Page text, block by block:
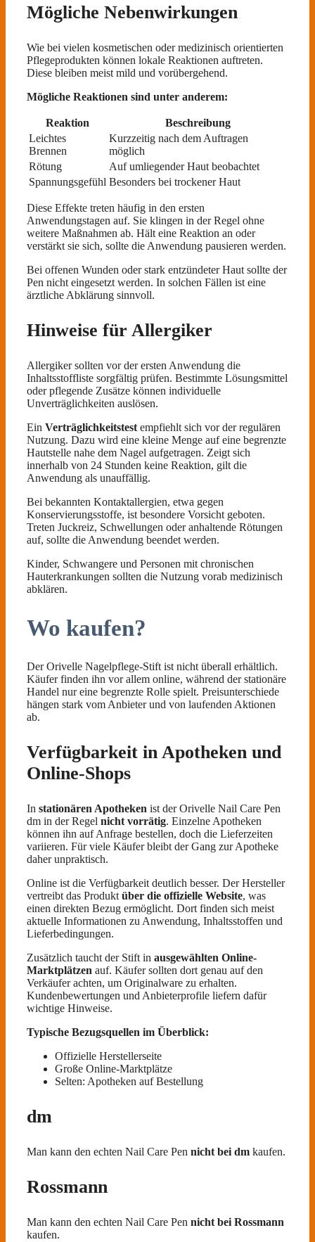
Mögliche Nebenwirkungen
Wie bei vielen kosmetischen oder medizinisch orientierten
Pflegeprodukten können lokale Reaktionen auftreten.
Diese bleiben meist mild und vorübergehend.
Mögliche Reaktionen sind unter anderem:
Reaktion
Beschreibung
Leichtes
Brennen
Kurzzeitig nach dem Auftragen
möglich
Rötung
Auf umliegender Haut beobachtet
Spannungsgefühl Besonders bei trockener Haut
Diese Effekte treten häufig in den ersten
Anwendungstagen auf. Sie klingen in der Regel ohne
weitere Maßnahmen ab. Hält eine Reaktion an oder
verstärkt sie sich, sollte die Anwendung pausieren werden.
Bei offenen Wunden oder stark entzündeter Haut sollte der
Pen nicht eingesetzt werden. In solchen Fällen ist eine
ärztliche Abklärung sinnvoll.
Hinweise für Allergiker
Allergiker sollten vor der ersten Anwendung die
Inhaltsstoffliste sorgfältig prüfen. Bestimmte Lösungsmittel
oder pflegende Zusätze können individuelle
Unverträglichkeiten auslösen.
Ein Verträglichkeitstestempfiehlt sich vor der regulären
Nutzung. Dazu wird eine kleine Menge auf eine begrenzte
Hautstelle nahe dem Nagel aufgetragen. Zeigt sich
innerhalb von 24 Stunden keine Reaktion, gilt die
Anwendung als unauffällig.
Bei bekannten Kontaktallergien, etwa gegen
Konservierungsstoffe, ist besondere Vorsicht geboten.
Treten Juckreiz, Schwellungen oder anhaltende Rötungen
auf, sollte die Anwendung beendet werden.
Kinder, Schwangere und Personen mit chronischen
Hauterkrankungen sollten die Nutzung vorab medizinisch
abklären.
Wo kaufen?
Der Orivelle Nagelpflege-Stift ist nicht überall erhältlich.
Käufer finden ihn vor allem online, während der stationäre
Handel nur eine begrenzte Rolle spielt. Preisunterschiede
hängen stark vom Anbieter und von laufenden Aktionen
ab.
Verfügbarkeit in Apotheken und
Online-Shops
In stationären Apotheken ist der Orivelle Nail Care Pen
dm in der Regel nicht vorrätig. Einzelne Apotheken
können ihn auf Anfrage bestellen, doch die Lieferzeiten
variieren. Für viele Käufer bleibt der Gang zur Apotheke
daher unpraktisch.
Online ist die Verfügbarkeit deutlich besser. Der Hersteller
vertreibt das Produkt über die offizielle Website, was
einen direkten Bezug ermöglicht. Dort finden sich meist
aktuelle Informationen zu Anwendung, Inhaltsstoffen und
Lieferbedingungen.
Zusätzlich taucht der Stift in ausgewählten Online-
Marktplätzen auf. Käufer sollten dort genau auf den
Verkäufer achten, um Originalware zu erhalten.
Kundenbewertungen und Anbieterprofile liefern dafür
wichtige Hinweise.
Typische Bezugsquellen im Überblick:
Offizielle Herstellerseite
Große Online-Marktplätze
Selten: Apotheken auf Bestellung
dm
Man kann den echten Nail Care Pen nicht bei dm kaufen.
Rossmann
Man kann den echten Nail Care Pen nicht bei Rossmann
kaufen.